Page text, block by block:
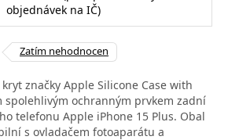
objednávek na IČ)
Zatím nehodnocen
značky Apple Silicone Case with
spolehlivým ochranným prvkem zadní
telefonu Apple iPhone 15 Plus. Obal
s ovladačem fotoaparátu a